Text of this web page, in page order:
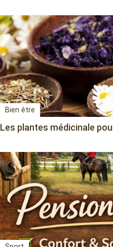
Bien être
Les plantes médicinale